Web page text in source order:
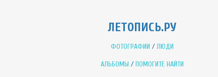
ЛЕТОПИСЬ.РУ
ФОТОГРАФИИ /ЛЮДИ
АЛЬБОМЫ /ПОМОГИТЕ НАЙТИ